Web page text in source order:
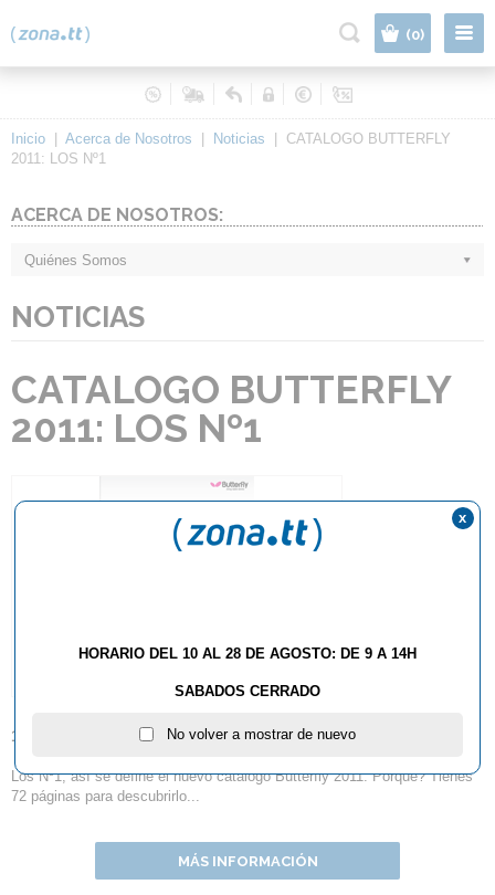
(0)
Inicio Acerca de Nosotros Noticias
CATALOGO BUTTERFLY
2011: LOS Nº1
ACERCA DE NOSOTROS:
Quiénes Somos
NOTICIAS
CATALOGO BUTTERFLY
2011: LOS Nº1
17.05.2011
Los Nº1, así se define el nuevo catálogo Butterfly 2011. Porqué? Tienes
72 páginas para descubrirlo...
MÁS INFORMACIÓN
HORARIO DEL 10 AL 28 DE AGOSTO: DE 9 A 14H
SABADOS CERRADO
No volver a mostrar de nuevo
x